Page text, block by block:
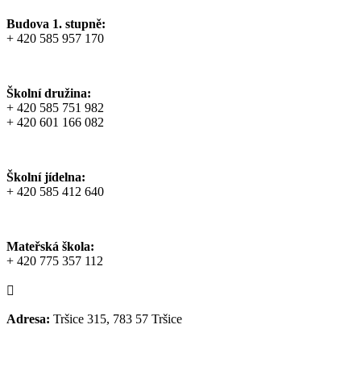
Budova 1. stupně:
+ 420 585 957 170
Školní družina:
+ 420 585 751 982
+ 420 601 166 082
Školní jídelna:
+ 420 585 412 640
Mateřská škola:
+ 420 775 357 112
Adresa: Tršice 315, 783 57 Tršice